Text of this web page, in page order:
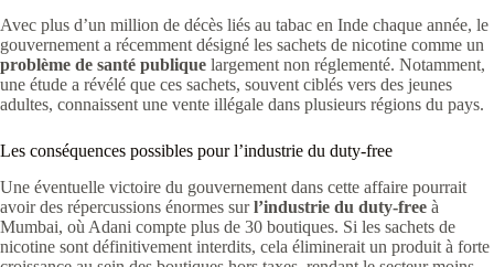
Avec plus d’un million de décès liés au tabac en Inde chaque année, le
gouvernement a récemment désigné les sachets de nicotine comme un
problème de santé publique largement non réglementé. Notamment,
une étude a révélé que ces sachets, souvent ciblés vers des jeunes
adultes, connaissent une vente illégale dans plusieurs régions du pays.
Les conséquences possibles pour l’industrie du duty-free
Une éventuelle victoire du gouvernement dans cette affaire pourrait
avoir des répercussions énormes surl’industrie du duty-free à
Mumbai, où Adani compte plus de 30 boutiques. Si les sachets de
nicotine sont définitivement interdits, cela éliminerait un produit à forte